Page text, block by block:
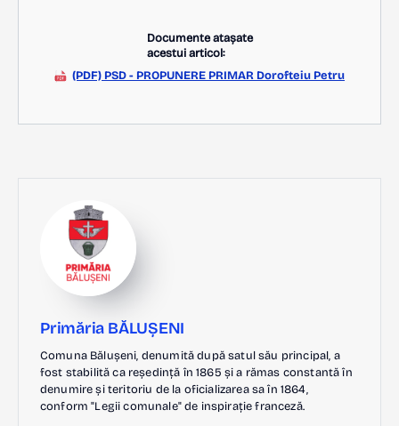
Documente atașate
acestui articol:
(PDF) PSD - PROPUNERE PRIMAR Dorofteiu Petru
Primăria BĂLUȘENI
Comuna Bălușeni, denumită după satul său principal, a
fost stabilită ca reședință în 1865 și a rămas constantă în
denumire și teritoriu de la oficializarea sa în 1864,
conform "Legii comunale" de inspirație franceză.